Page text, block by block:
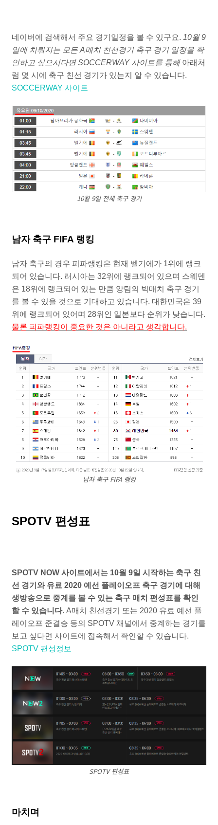
네이버에 검색해서 주요 경기일정을 볼 수 있구요. 10월 9
일에 치뤄지는 모든 A매치 친선경기 축구 경기 일정을 확
인하고 싶으시다면 SOCCERWAY 사이트를 통해아래처
럼 몇 시에 축구 친선 경기가 있는지 알 수 있습니다.
SOCCERWAY 사이트
10월 9일 전체 축구 경기
남자 축구 FIFA 랭킹
남자 축구의 경우 피파랭킹은 현재 벨기에가 1위에 랭크
되어 있습니다. 러시아는 32위에 랭크되어 있으며 스웨덴
은 18위에 랭크되어 있는 만큼 양팀의 빅매치 축구 경기
를 볼 수 있을 것으로 기대하고 있습니다. 대한민국은 39
위에 랭크되어 있어며 28위인 일본보다 순위가 낮습니다.
물론 피파랭킹이 중요한 것은 아니라고 생각합니다.
남자 축구 FIFA 랭킹
SPOTV 편성표
SPOTV NOW 사이트에서는 10월 9일 시작하는 축구 친
선 경기와 유료 2020 예선 플레이오프 축구 경기에 대해
생방송으로 중계를 볼 수 있는 축구 매치 편성표를 확인
할 수 있습니다. A매치 친선경기 또는 2020 유료 예선 플
레이오프 준결승 등의 SPOTV 채널에서 중계하는 경기를
보고 싶다면 사이트에 접속해서 확인할 수 있습니다.
SPOTV 편성정보
SPOTV 편성표
마치며